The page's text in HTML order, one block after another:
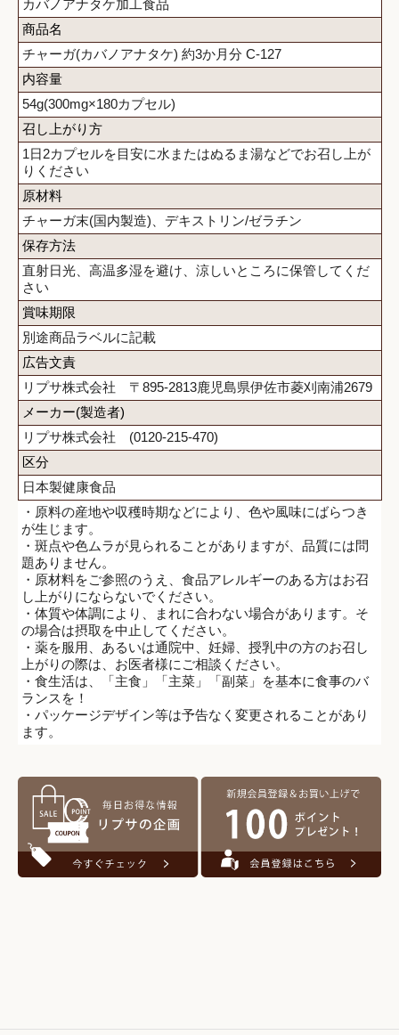
カバノアナタケ加工食品
商品名
チャーガ(カバノアナタケ) 約3か月分 C-127
内容量
54g(300mg×180カプセル)
召し上がり方
1日2カプセルを目安に水またはぬるま湯などでお召し上が
りください
原材料
チャーガ末(国内製造)、デキストリン/ゼラチン
保存方法
直射日光、高温多湿を避け、涼しいところに保管してくだ
さい
賞味期限
別途商品ラベルに記載
広告文責
リプサ株式会社 〒895-2813鹿児島県伊佐市菱刈南浦2679
メーカー(製造者)
リプサ株式会社 (0120-215-470)
区分
日本製健康食品
・原料の産地や収穫時期などにより、色や風味にばらつき
が生じます。
・斑点や色ムラが見られることがありますが、品質には問
題ありません。
・原材料をご参照のうえ、食品アレルギーのある方はお召
し上がりにならないでください。
・体質や体調により、まれに合わない場合があります。そ
の場合は摂取を中止してください。
・薬を服用、あるいは通院中、妊婦、授乳中の方のお召し
上がりの際は、お医者様にご相談ください。
・食生活は、「主食」「主菜」「副菜」を基本に食事のバ
ランスを！
・パッケージデザイン等は予告なく変更されることがあり
ます。